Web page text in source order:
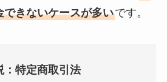
きないケースが多いです。
：特定商取引法